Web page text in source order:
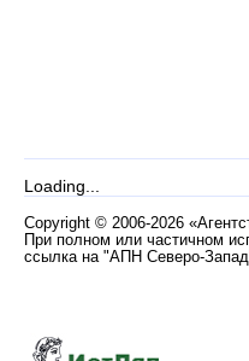
Loading...
Copyright © 2006-2026
При полном или частичном
ссылка на "АПН Северо-